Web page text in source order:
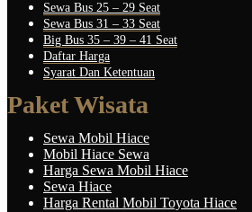
Sewa Bus 25 – 29 Seat
Sewa Bus 31 – 33 Seat
Big Bus 35 – 39 – 41 Seat
Daftar Harga
Syarat Dan Ketentuan
Paket Wisata
Sewa Mobil Hiace
Mobil Hiace Sewa
Harga Sewa Mobil Hiace
Sewa Hiace
Harga Rental Mobil Toyota Hiace